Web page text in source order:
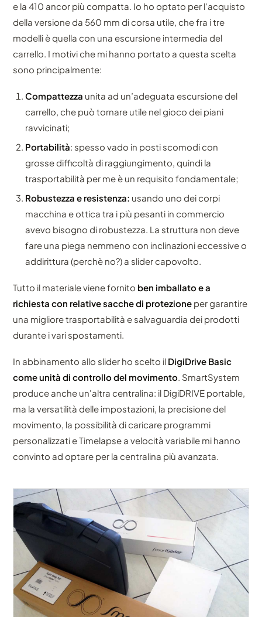
e la 410 ancor più compatta. Io ho optato per l'acquisto
della versione da 560 mm di corsa utile, che fra i tre
modelli è quella con una escursione intermedia del
carrello. I motivi che mi hanno portato a questa scelta
sono principalmente:
Compattezza unita ad un’adeguata escursione del
carrello, che può tornare utile nel gioco dei piani
ravvicinati;
Portabilità: spesso vado in posti scomodi con
grosse difficoltà di raggiungimento, quindi la
trasportabilità per me è un requisito fondamentale;
Robustezza e resistenza: usando uno dei corpi
macchina e ottica tra i più pesanti in commercio
avevo bisogno di robustezza. La struttura non deve
fare una piega nemmeno con inclinazioni eccessive o
addirittura (perchè no?) a slider capovolto.
Tutto il materiale viene fornito ben imballato e a
richiesta con relative sacche di protezione per garantire
una migliore trasportabilità e salvaguardia dei prodotti
durante i vari spostamenti.
In abbinamento allo slider ho scelto il DigiDrive Basic
come unità di controllo del movimento. SmartSystem
produce anche un'altra centralina: il DigiDRIVE portable,
ma la versatilità delle impostazioni, la precisione del
movimento, la possibilità di caricare programmi
personalizzati e Timelapse a velocità variabile mi hanno
convinto ad optare per la centralina più avanzata.